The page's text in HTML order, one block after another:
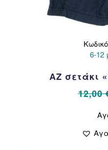
6-12
AZ σετάκι
12,00